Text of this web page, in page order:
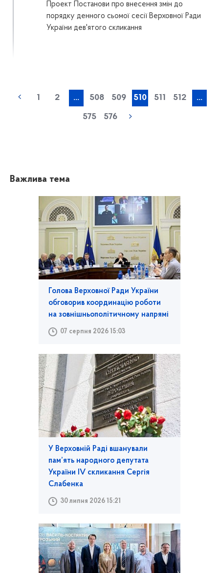
Проект Постанови про внесення змін до
порядку денного сьомої сесії Верховної Ради
України дев'ятого скликання
1 2 ... 508 509 510 511 512 ...
575 576
Важлива тема
Голова Верховної Ради України
обговорив координацію роботи
на зовнішньополітичному напрямі
07 серпня 2026 15:03
У Верховній Раді вшанували
пам’ять народного депутата
України IV скликання Сергія
Слабенка
30 липня 2026 15:21